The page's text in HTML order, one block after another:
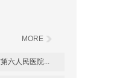
MORE
六人民医院...